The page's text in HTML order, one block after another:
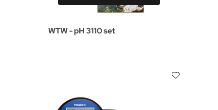
WTW - pH 3110 set